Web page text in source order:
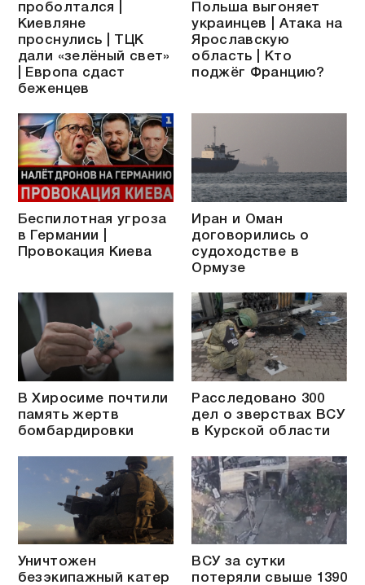
проболтался |
Киевляне
проснулись | ТЦК
дали «зелёный свет»
| Европа сдаст
беженцев
Польша выгоняет
украинцев | Атака на
Ярославскую
область | Кто
поджёг Францию?
Беспилотная угроза
в Германии |
Провокация Киева
Иран и Оман
договорились о
судоходстве в
Ормузе
В Хиросиме почтили
память жертв
бомбардировки
Расследовано 300
дел о зверствах ВСУ
в Курской области
Уничтожен
безэкипажный катер
ВСУ за сутки
потеряли свыше 1390